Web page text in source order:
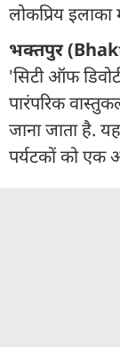
लोकप्रिय इलाका
भक्तपुर
'सिटी ऑफ
पारंपरिक
जाना जाता है.
पर्यटकों को एक